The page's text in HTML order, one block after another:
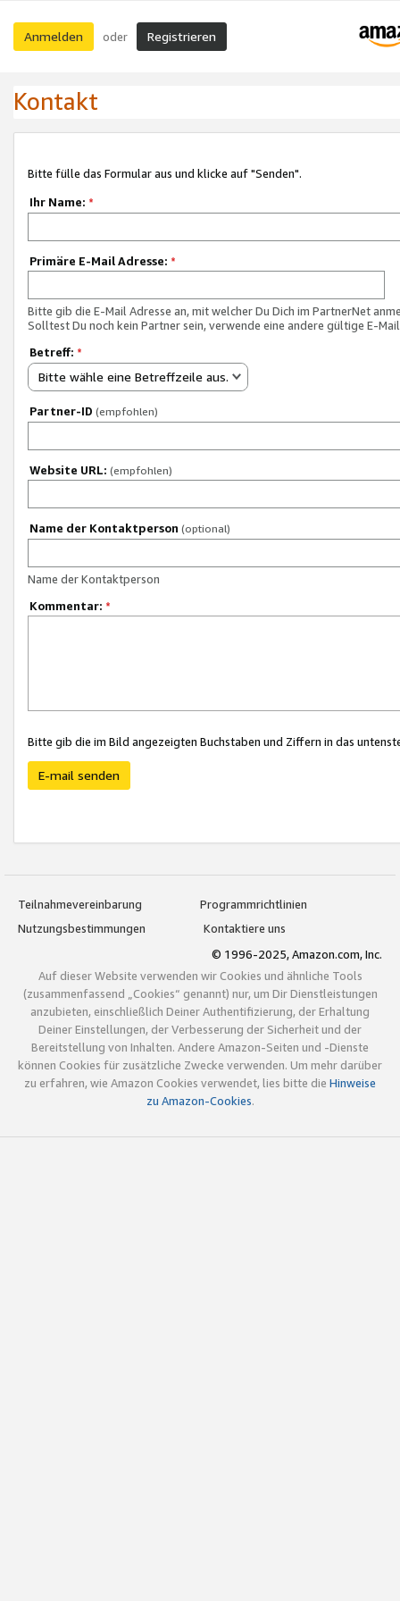
Anmelden oder Registrieren
Kontakt
Bitte fülle das Formular aus und klicke auf "Senden".
Ihr Name: *
Primäre E-Mail Adresse: *
Bitte gib die E-Mail Adresse an, mit welcher Du Dich im PartnerNet
Solltest Du noch kein Partner sein, verwende eine andere gültige E-
Betreff: *
Bitte wähle eine Betreffzeile aus.
Partner-ID (empfohlen)
Website URL: (empfohlen)
Name der Kontaktperson (optional)
Name der Kontaktperson
Kommentar: *
Bitte gib die im Bild angezeigten Buchstaben und Ziffern in das
E-mail senden
Teilnahmevereinbarung
Programmrichtlinien
Nutzungsbestimmungen
Kontaktiere uns
© 1996-2025, Amazon.com, Inc.
Auf dieser Website verwenden wir Cookies und ähnliche Tools
(zusammenfassend „Cookies“ genannt) nur, um Dir Dienstleistungen
anzubieten, einschließlich Deiner Authentifizierung, der Erhaltung
Deiner Einstellungen, der Verbesserung der Sicherheit und der
Bereitstellung von Inhalten. Andere Amazon-Seiten und -Dienste
können Cookies für zusätzliche Zwecke verwenden. Um mehr darüber
zu erfahren, wie Amazon Cookies verwendet, lies bitte die Hinweise
zu Amazon-Cookies.